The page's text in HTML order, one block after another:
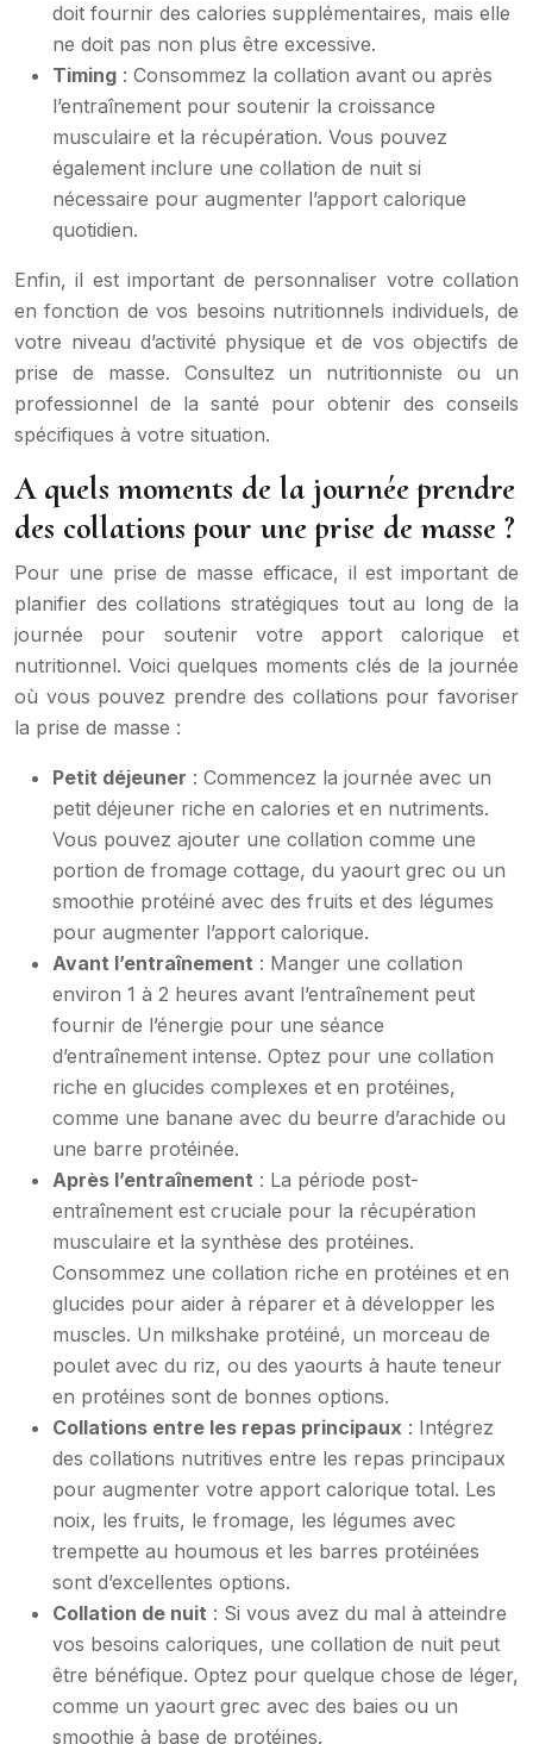
doit fournir des calories supplémentaires, mais elle
ne doit pas non plus être excessive.
Timing : Consommez la collation avant ou après
l’entraînement pour soutenir la croissance
musculaire et la récupération. Vous pouvez
également inclure une collation de nuit si
nécessaire pour augmenter l’apport calorique
quotidien.
Enfin, il est important de personnaliser votre collation
en fonction de vos besoins nutritionnels individuels, de
votre niveau d’activité physique et de vos objectifs de
prise de masse. Consultez un nutritionniste ou un
professionnel de la santé pour obtenir des conseils
spécifiques à votre situation.
A quels moments de la journée prendre
des collations pour une prise de masse ?
Pour une prise de masse efficace, il est important de
planifier des collations stratégiques tout au long de la
journée pour soutenir votre apport calorique et
nutritionnel. Voici quelques moments clés de la journée
où vous pouvez prendre des collations pour favoriser
la prise de masse :
Petit déjeuner : Commencez la journée avec un
petit déjeuner riche en calories et en nutriments.
Vous pouvez ajouter une collation comme une
portion de fromage cottage, du yaourt grec ou un
smoothie protéiné avec des fruits et des légumes
pour augmenter l’apport calorique.
Avant l’entraînement : Manger une collation
environ 1 à 2 heures avant l’entraînement peut
fournir de l’énergie pour une séance
d’entraînement intense. Optez pour une collation
riche en glucides complexes et en protéines,
comme une banane avec du beurre d’arachide ou
une barre protéinée.
Après l’entraînement : La période post-
entraînement est cruciale pour la récupération
musculaire et la synthèse des protéines.
Consommez une collation riche en protéines et en
glucides pour aider à réparer et à développer les
muscles. Un milkshake protéiné, un morceau de
poulet avec du riz, ou des yaourts à haute teneur
en protéines sont de bonnes options.
Collations entre les repas principaux : Intégrez
des collations nutritives entre les repas principaux
pour augmenter votre apport calorique total. Les
noix, les fruits, le fromage, les légumes avec
trempette au houmous et les barres protéinées
sont d’excellentes options.
Collation de nuit : Si vous avez du mal à atteindre
vos besoins caloriques, une collation de nuit peut
être bénéfique. Optez pour quelque chose de léger,
comme un yaourt grec avec des baies ou un
smoothie à base de protéines.